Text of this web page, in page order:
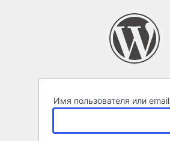
Имя пользователя или email